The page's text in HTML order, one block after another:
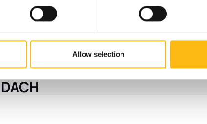
Allow selection
Puerto de Kiel, Alemania
Estreno en el puerto de Kiel:
se lanzan las nuevas
taquillas inteligentes para
paquetería en la región
DACH